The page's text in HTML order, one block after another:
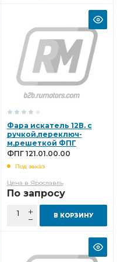
Фара искатель 12В. с
ручкой,переключ-
м,решеткой ФПГ
121.01.00.00
ФПГ 121.01.00.00
Под заказ
Цена в Ярославль
По запросу
В КОРЗИНУ